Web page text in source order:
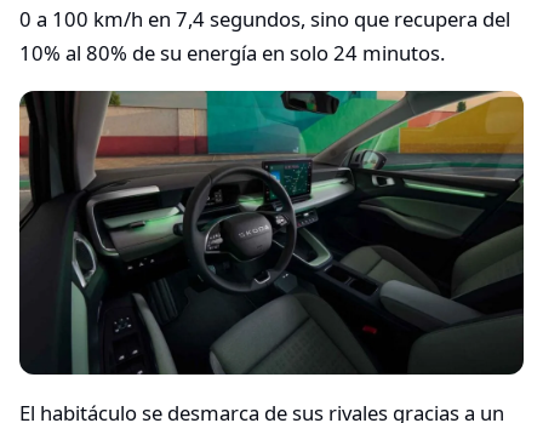
0 a 100 km/h en 7,4 segundos, sino que recupera del
10% al 80% de su energía en solo 24 minutos.
El habitáculo se desmarca de sus rivales gracias a un